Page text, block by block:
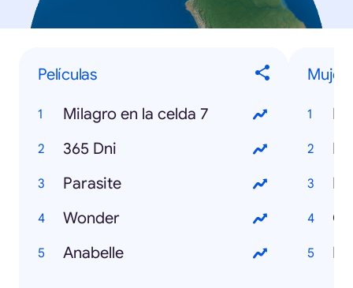
Películas
Milagro en la celda 7
365 Dni
Parasite
Wonder
Anabelle